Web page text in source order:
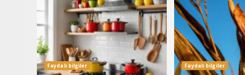
Faydalı bilgiler Faydalı bilgiler